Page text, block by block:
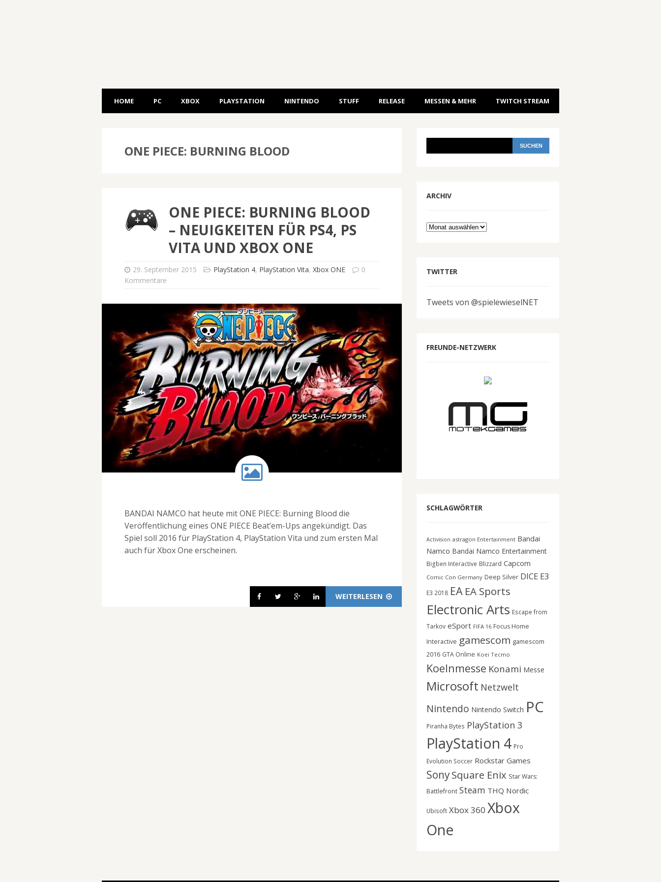
HOME PC XBOX PLAYSTATION NINTENDO STUFF RELEASE MESSEN & MEHR TWITCH STREAM
ONE PIECE: BURNING BLOOD
ONE PIECE: BURNING BLOOD
– NEUIGKEITEN FÜR PS4, PS
VITA UND XBOX ONE
29. September 2015 PlayStation 4, PlayStation Vita, Xbox ONE
0
Kommentare
BANDAI NAMCO hat heute mit ONE PIECE: Burning Blood die
Veröffentlichung eines ONE PIECE Beat’em-Ups angekündigt. Das
Spiel soll 2016 für PlayStation 4, PlayStation Vita und zum ersten Mal
auch für Xbox One erscheinen.
WEITERLESEN
ARCHIV
Archiv
TWITTER
Tweets von @spielewieselNET
FREUNDE-NETZWERK
SCHLAGWÖRTER
Activision astragon Entertainment Bandai
Namco Bandai Namco Entertainment
Bigben Interactive Blizzard Capcom
Comic Con Germany Deep Silver DICE E3
E3 2018 EA EA Sports
Electronic Arts Escape from
Tarkov eSport FIFA 16 Focus Home
Interactive gamescom gamescom
2016 GTA Online Koei Tecmo
Koelnmesse Konami Messe
Microsoft Netzwelt
Nintendo Nintendo Switch PC
Piranha Bytes PlayStation 3
PlayStation 4 Pro
Evolution Soccer Rockstar Games
SonySquare Enix Star Wars:
Battlefront Steam THQ Nordic
Ubisoft Xbox 360 Xbox
One